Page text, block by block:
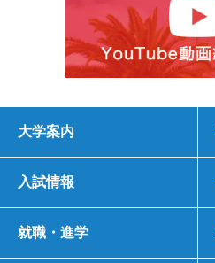
大学案内
入試情報
就職・進学